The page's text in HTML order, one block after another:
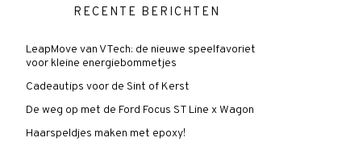
RECENTE BERICHTEN
LeapMove van VTech: de nieuwe speelfavoriet
voor kleine energiebommetjes
Cadeautips voor de Sint of Kerst
De weg op met de Ford Focus ST Line x Wagon
Haarspeldjes maken met epoxy!